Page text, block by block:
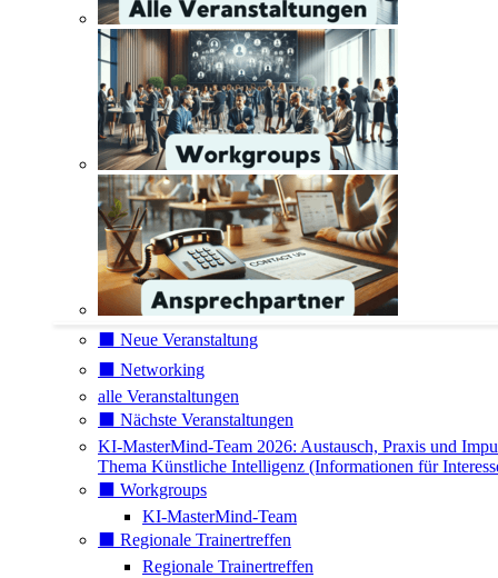
⬛️ Neue Veranstaltung
⬛️ Networking
alle Veranstaltungen
⬛️ Nächste Veranstaltungen
KI-MasterMind-Team 2026: Austausch, Praxis und
Thema Künstliche Intelligenz (Informationen für
⬛️ Workgroups
KI-MasterMind-Team
⬛️ Regionale Trainertreffen
Regionale Trainertreffen